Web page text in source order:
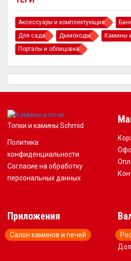
Аксессуары и комплектующие
Для сада
Дымоходы Камины
Порталы и облицовка
Топки и камины Schmid
Политика
конфиденциальности
Согласие на обработку
персональных данных
Приложения
Салон каминов и печей